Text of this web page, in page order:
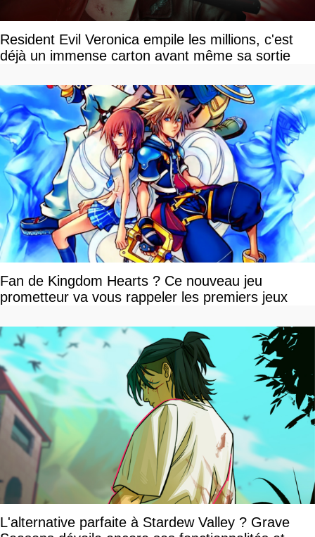
Resident Evil Veronica empile les millions, c'est
déjà un immense carton avant même sa sortie
Fan de Kingdom Hearts ? Ce nouveau jeu
prometteur va vous rappeler les premiers jeux
L'alternative parfaite à Stardew Valley ? Grave